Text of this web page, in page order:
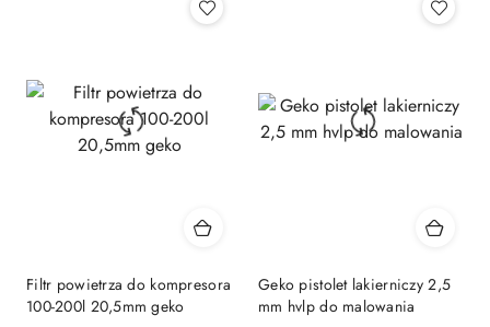
Filtr powietrza do kompresora
100-200l 20,5mm geko
Geko pistolet lakierniczy 2,5
mm hvlp do malowania